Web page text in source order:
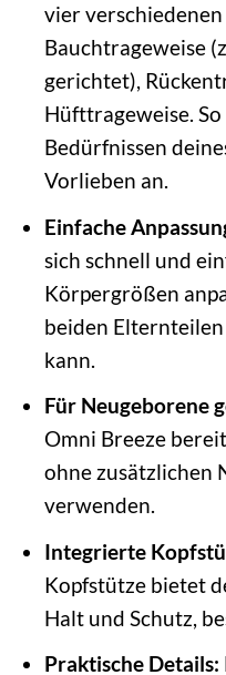
vier
Bauchtrageweise
gerichtet),
Hüfttrageweise. So
Bedürfnissen
Vorlieben an.
Einfache
sich schnell und
Körpergrößen
beiden
kann.
Für Neugeborene
Omni Breeze
ohne zusätzlichen
verwenden.
Integrierte
Kopfstütze bietet
Halt und Schutz,
Praktische Details: